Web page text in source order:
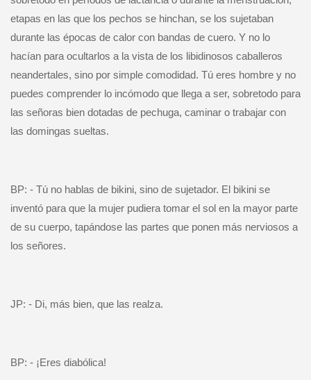
etapas en las que los pechos se hinchan, se los sujetaban
durante las épocas de calor con bandas de cuero. Y no lo
hacían para ocultarlos a la vista de los libidinosos caballeros
neandertales, sino por simple comodidad. Tú eres hombre y no
puedes comprender lo incómodo que llega a ser, sobretodo para
las señoras bien dotadas de pechuga, caminar o trabajar con
las domingas sueltas.
BP: - Tú no hablas de bikini, sino de sujetador. El bikini se
inventó para que la mujer pudiera tomar el sol en la mayor parte
de su cuerpo, tapándose las partes que ponen más nerviosos a
los señores.
JP: - Di, más bien, que las realza.
BP: - ¡Eres diabólica!